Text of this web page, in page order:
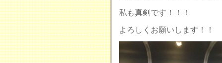
私も真剣です！！！
よろしくお願いします！！